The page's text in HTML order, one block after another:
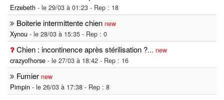
Erzebeth - le 29/03 à 01:23 - Rep : 18
Boiterie intermittente chien new
Xynou - le 28/03 à 15:35 - Rep : 0
Chien : incontinence après stérilisation ?... new
crazyofhorse - le 27/03 à 18:42 - Rep : 16
Fumier new
Pimpin - le 26/03 à 17:38 - Rep : 8